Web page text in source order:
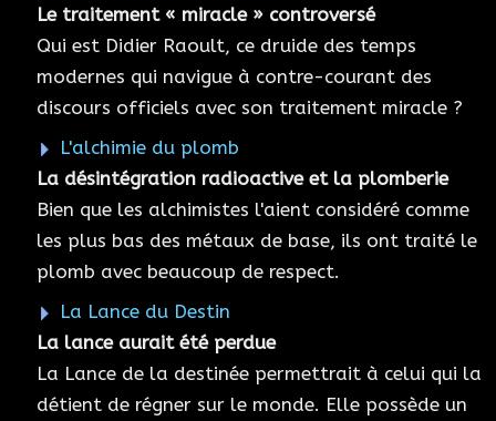
Le traitement « miracle » controversé
Qui est Didier Raoult, ce druide des temps
modernes qui navigue à contre-courant des
discours officiels avec son traitement miracle ?
L'alchimie du plomb
La désintégration radioactive et la plomberie
Bien que les alchimistes l'aient considéré comme
les plus bas des métaux de base, ils ont traité le
plomb avec beaucoup de respect.
La Lance du Destin
La lance aurait été perdue
La Lance de la destinée permettrait à celui qui la
détient de régner sur le monde. Elle possède un